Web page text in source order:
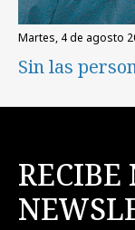
martes, 4 de agosto
Sin las
RECIBE